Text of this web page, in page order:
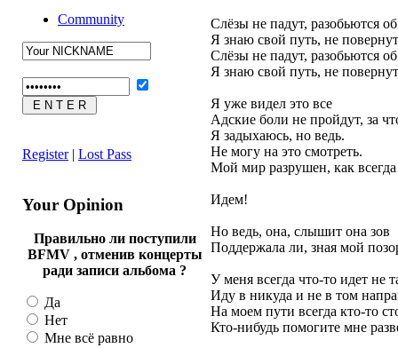
Community
Register| Lost Pass
Your Opinion
Правильно ли поступили
BFMV , отменив концерты
ради записи альбома ?
Да
Нет
Мне всё равно
Слёзы не падут, разобьются
Я знаю свой путь, не
Слёзы не падут, разобьются
Я знаю свой путь, не
Я уже видел это все
Адские боли не пройдут, за
Я задыхаюсь, но ведь.
Не могу на это смотреть.
Мой мир разрушен, как
Идем!
Но ведь, она, слышит она зов
Поддержала ли, зная мой
У меня всегда что-то идет не
Иду в никуда и не в том
На моем пути всегда кто-то
Кто-нибудь помогите мне